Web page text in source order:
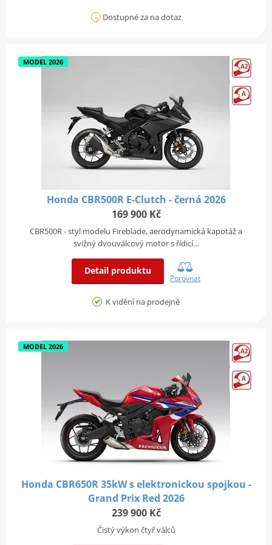
Dostupné za na dotaz
MODEL 2026
Honda CBR500R E-Clutch - černá 2026
169 900 Kč
CBR500R - styl modelu Fireblade, aerodynamická kapotáž a
svižný dvouválcový motor s řídicí…
Detail produktu
Porovnat
K vidění na prodejně
MODEL 2026
Honda CBR650R 35kW s elektronickou spojkou -
Grand Prix Red 2026
239 900 Kč
Čistý výkon čtyř válců